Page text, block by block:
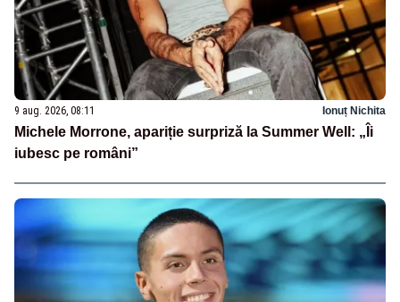
9 aug. 2026, 08:11 Ionuț Nichita
Michele Morrone, apariție surpriză la Summer Well: „Îi
iubesc pe români”